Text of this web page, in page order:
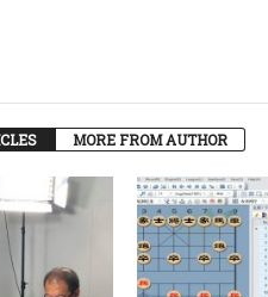
MORE FROM AUTHOR